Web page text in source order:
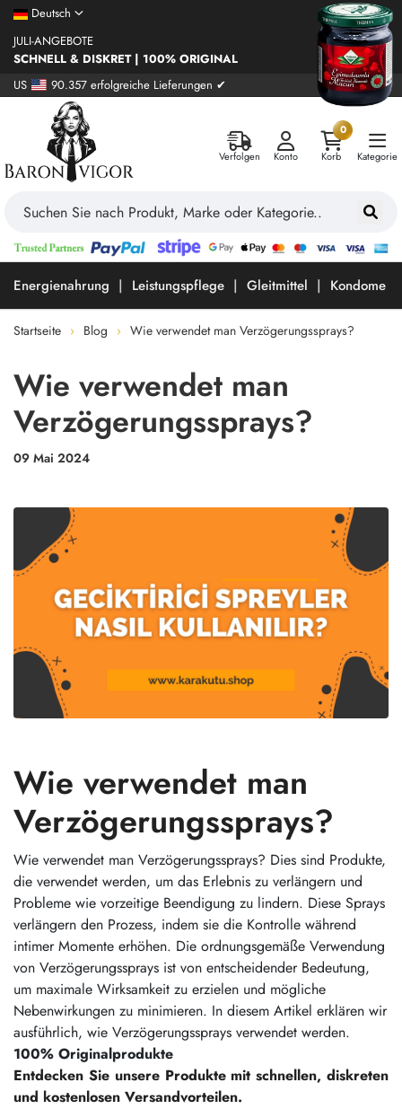
Deutsch
JULI-ANGEBOTE
SCHNELL & DISKRET | 100% ORIGINAL
US
90.357 erfolgreiche Lieferungen ✔
Verfolgen Konto
0
Korb
Kategorie
Energienahrung Leistungspflege Gleitmittel Kondome
Startseite Blog Wie verwendet man Verzögerungssprays?
Wie verwendet man
Verzögerungssprays?
09 Mai 2024
Wie verwendet man
Verzögerungssprays?
Wie verwendet man Verzögerungssprays? Dies sind Produkte,
die verwendet werden, um das Erlebnis zu verlängern und
Probleme wie vorzeitige Beendigung zu lindern. Diese Sprays
verlängern den Prozess, indem sie die Kontrolle während
intimer Momente erhöhen. Die ordnungsgemäße Verwendung
von Verzögerungssprays ist von entscheidender Bedeutung,
um maximale Wirksamkeit zu erzielen und mögliche
Nebenwirkungen zu minimieren. In diesem Artikel erklären wir
ausführlich, wie Verzögerungssprays verwendet werden.
100% Originalprodukte
Entdecken Sie unsere Produkte mit schnellen, diskreten
und kostenlosen Versandvorteilen.